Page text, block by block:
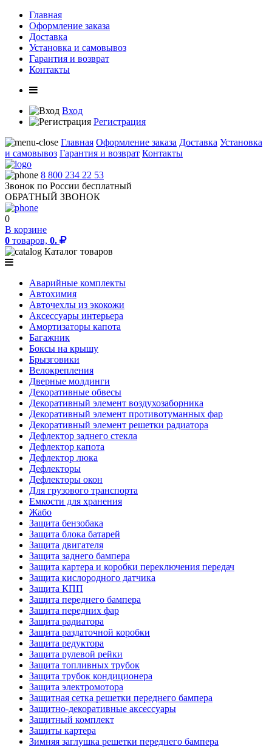
Главная
Оформление заказа
Доставка
Установка и самовывоз
Гарантия и возврат
Контакты
Вход
Регистрация
Главная Оформление заказа Доставка Установка
и самовывоз Гарантия и возврат Контакты
8 800 234 22 53
Звонок по России бесплатный
ОБРАТНЫЙ ЗВОНОК
0
В корзине
0 товаров, 0.
Каталог товаров
Аварийные комплекты
Автохимия
Авточехлы из экокожи
Аксессуары интерьера
Амортизаторы капота
Багажник
Боксы на крышу
Брызговики
Велокрепления
Дверные молдинги
Декоративные обвесы
Декоративный элемент воздухозаборника
Декоративный элемент противотуманных фар
Декоративный элемент решетки радиатора
Дефлектор заднего стекла
Дефлектор капота
Дефлектор люка
Дефлекторы
Дефлекторы окон
Для грузового транспорта
Емкости для хранения
Жабо
Защита бензобака
Защита блока батарей
Защита двигателя
Защита заднего бампера
Защита картера и коробки переключения передач
Защита кислородного датчика
Защита КПП
Защита переднего бампера
Защита передних фар
Защита радиатора
Защита раздаточной коробки
Защита редуктора
Защита рулевой рейки
Защита топливных трубок
Защита трубок кондиционера
Защита электромотора
Защитная сетка решетки переднего бампера
Защитно-декоративные аксессуары
Защитный комплект
Защиты картера
Зимняя заглушка решетки переднего бампера